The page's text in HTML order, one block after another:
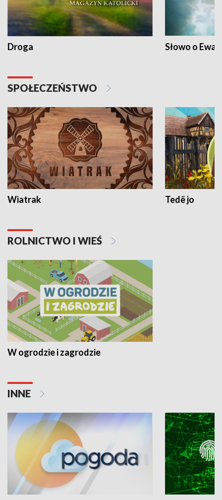
Droga Słowo o
SPOŁECZEŃSTWO
Wiatrak Tedë jo
ROLNICTWO I WIEŚ
W ogrodzie i zagrodzie
INNE